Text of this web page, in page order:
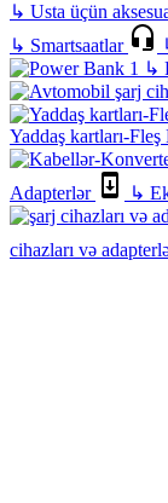
↳ Usta üçün
↳ Smartsaatlar
↳
Yaddaş kartları-Fleş
Adapterlər
↳
cihazları və